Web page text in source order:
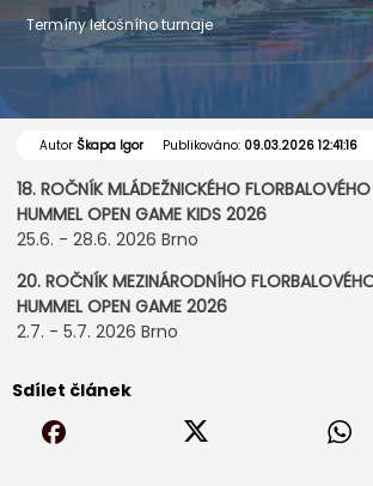
Termíny letošního turnaje
Sdílet článek
Autor Škapa Igor Publikováno: 09.03.2026 12:41:16
18. ROČNÍK MLÁDEŽNICKÉHO
HUMMEL OPEN GAME KIDS 2026
25.6. - 28.6. 2026 Brno
20. ROČNÍK MEZINÁRODNÍHO
HUMMEL OPEN GAME 2026
2.7. - 5.7. 2026 Brno